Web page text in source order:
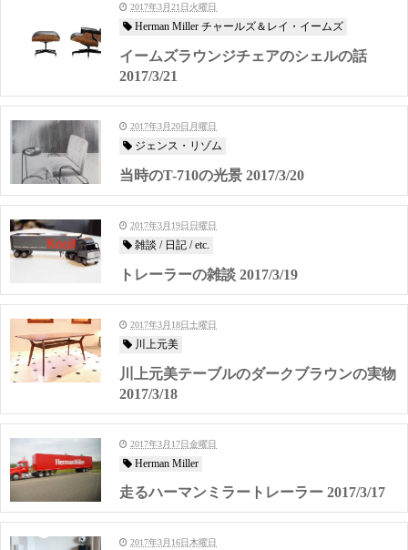
2017年3月21日火曜日
Herman Miller チャールズ＆レイ・イームズ
イームズラウンジチェアのシェルの話
2017/3/21
2017年3月20日月曜日
ジェンス・リゾム
当時のT-710の光景 2017/3/20
2017年3月19日日曜日
雑談 / 日記 / etc.
トレーラーの雑談 2017/3/19
2017年3月18日土曜日
川上元美
川上元美テーブルのダークブラウンの実物
2017/3/18
2017年3月17日金曜日
Herman Miller
走るハーマンミラートレーラー 2017/3/17
2017年3月16日木曜日